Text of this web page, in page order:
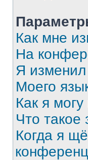
Как мне
На
Я
Моего
Как я
Что такое
Когда я